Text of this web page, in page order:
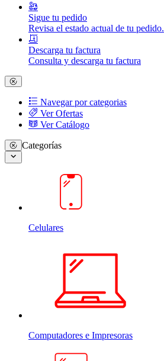
Sigue tu pedido
Revisa el estado actual de tu pedido.
Descarga tu factura
Consulta y descarga tu factura
Navegar por categorias
Ver Ofertas
Ver Catálogo
Categorías
Celulares
Computadores e Impresoras